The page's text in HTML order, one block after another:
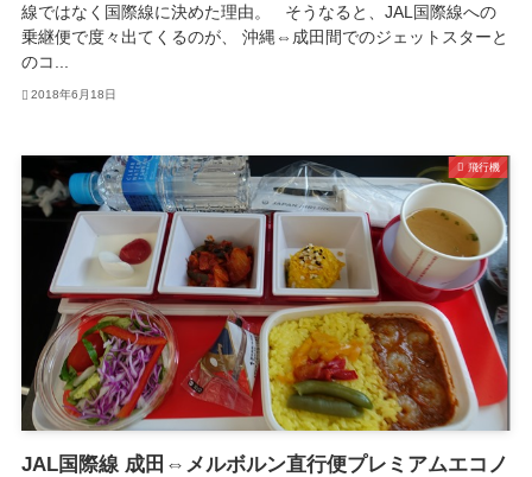
線ではなく国際線に決めた理由。 そうなると、JAL国際線への
乗継便で度々出てくるのが、 沖縄⇔成田間でのジェットスターと
のコ...
2018年6月18日
飛行機
JAL国際線 成田⇔メルボルン直行便プレミアムエコノ